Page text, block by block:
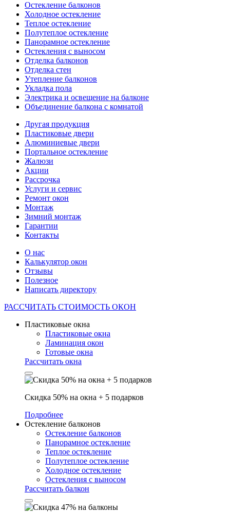
Остекление балконов
Холодное остекление
Теплое остекление
Полутеплое остекление
Панорамное остекление
Остекления с выносом
Отделка балконов
Отделка стен
Утепление балконов
Укладка пола
Электрика и освещение на балконе
Объединение балкона с комнатой
Другая продукция
Пластиковые двери
Алюминиевые двери
Портальное остекление
Жалюзи
Акции
Рассрочка
Услуги и сервис
Ремонт окон
Монтаж
Зимний монтаж
Гарантии
Контакты
О нас
Калькулятор окон
Отзывы
Полезное
Написать директору
РАССЧИТАТЬ СТОИМОСТЬ ОКОН
Пластиковые окна
Пластиковые окна
Ламинация окон
Готовые окна
Рассчитать окна
Скидка 50% на окна + 5 подарков
Подробнее
Остекление балконов
Остекление балконов
Панорамное остекление
Теплое остекление
Полутеплое остекление
Холодное остекление
Остекления с выносом
Рассчитать балкон